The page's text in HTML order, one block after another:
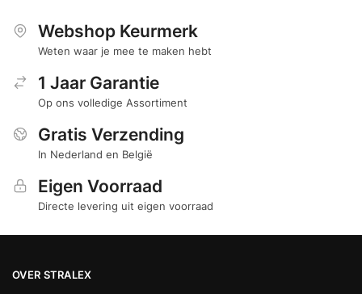
Webshop Keurmerk
Weten waar je mee te maken hebt
1 Jaar Garantie
Op ons volledige Assortiment
Gratis Verzending
In Nederland en België
Eigen Voorraad
Directe levering uit eigen voorraad
OVER STRALEX